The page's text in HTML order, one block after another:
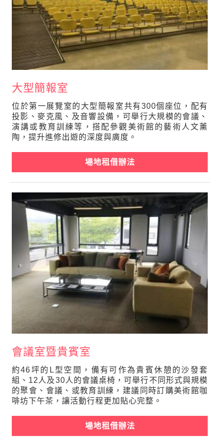
大型簡報室
位於第一展覽室的大型簡報室共有300個座位，配有
投影、麥克風、及音響設備，可舉行大規模的會議、
演講或教育訓練等，搭配參觀美術館的藝術人文薰
陶，提升進修出遊的深度與廣度。
場地租借辦法
會議室暨貴賓室
約46坪的L型空間，備有可作為貴賓休憩的沙發套
組、12人及30人的會議桌椅，可舉行不同形式與規模
的聚會、會議、或教育訓練，建議同時訂購美術館咖
啡坊下午茶，讓活動行程更加貼心完整。
場地租借辦法